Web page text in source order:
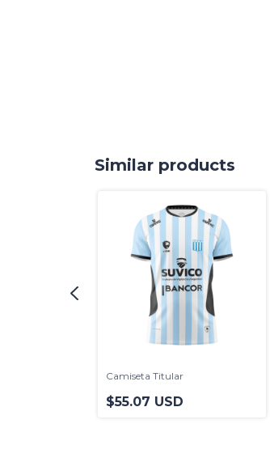
Similar products
Camiseta Titular
$55.07 USD